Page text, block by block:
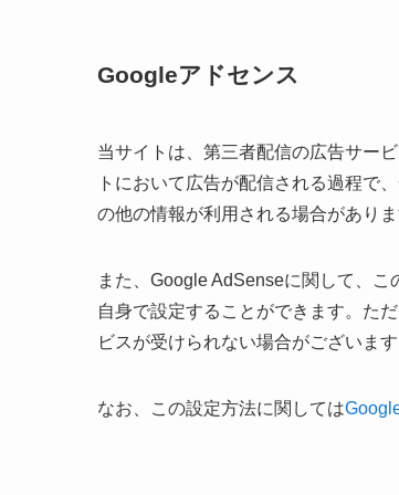
Googleアドセンス
当サイトは、第三者配信の広告サー
トにおいて広告が配信される過程で
の他の情報が利用される場合があり
また、Google AdSenseに関して、
自身で設定することができます。た
ビスが受けられない場合がございま
なお、この設定方法に関しては